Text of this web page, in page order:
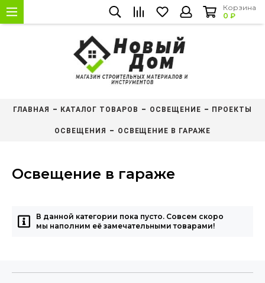
Корзина
0 ₽
ГЛАВНАЯ КАТАЛОГ ТОВАРОВ ОСВЕЩЕНИЕ ПРОЕКТЫ
ОСВЕЩЕНИЯ ОСВЕЩЕНИЕ В ГАРАЖЕ
Освещение в гараже
В данной категории пока пусто. Совсем скоро
мы наполним её замечательными товарами!